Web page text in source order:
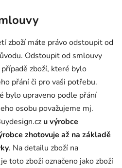
zboží máte právo odstoupit od
Odstoupit od smlouvy
zboží, které bylo
přání či pro vaši potřebu.
bylo upraveno podle přání
osobu považujeme mj.
u výrobce
zhotovuje až na základě
. Na detailu zboží na
toto zboží označeno jako zboží